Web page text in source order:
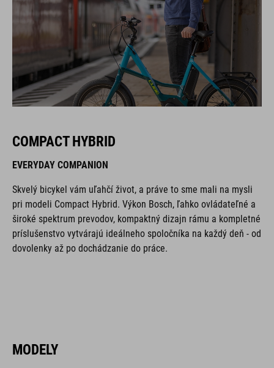
COMPACT HYBRID
EVERYDAY COMPANION
Skvelý bicykel vám uľahčí život, a práve to sme mali na mysli
pri modeli Compact Hybrid. Výkon Bosch, ľahko ovládateľné a
široké spektrum prevodov, kompaktný dizajn rámu a kompletné
príslušenstvo vytvárajú ideálneho spoločníka na každý deň - od
dovolenky až po dochádzanie do práce.
MODELY